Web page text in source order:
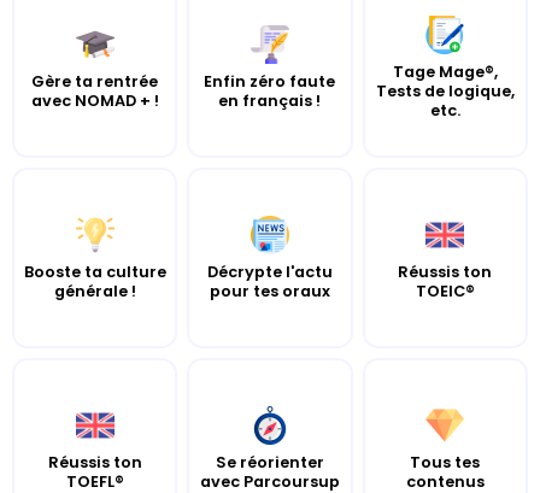
Gère ta rentrée
avec NOMAD + !
Enfin zéro faute
en français !
Tage Mage®,
Tests de logique,
etc.
Booste ta culture
générale !
Décrypte l'actu
pour tes oraux
Réussis ton
TOEIC®
Réussis ton
TOEFL®
Se réorienter
avec Parcoursup
Tous tes
contenus